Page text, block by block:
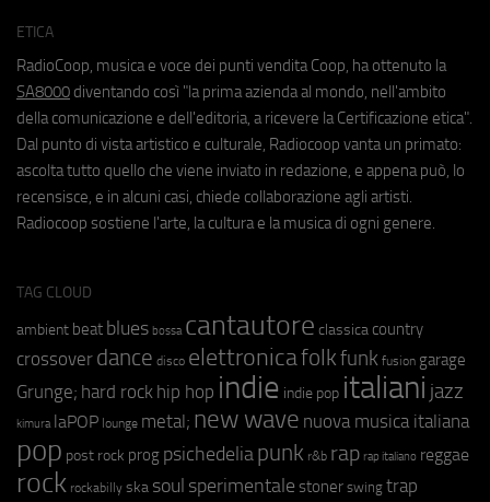
ETICA
RadioCoop, musica e voce dei punti vendita Coop, ha ottenuto la
SA8000 diventando così "la prima azienda al mondo, nell'ambito
della comunicazione e dell'editoria, a ricevere la Certificazione etica".
Dal punto di vista artistico e culturale, Radiocoop vanta un primato:
ascolta tutto quello che viene inviato in redazione, e appena può, lo
recensisce, e in alcuni casi, chiede collaborazione agli artisti.
Radiocoop sostiene l'arte, la cultura e la musica di ogni genere.
TAG CLOUD
ambient beat blues bossa cantautore classica country
crossover dance disco elettronicafolkfunk fusion garage
Grunge; hard rock hip hop indie indie pop italiani jazz
kimura laPOP lounge metal; new wave nuova musica italiana
pop post rock prog psichedeliapunk r&b rap rap italiano reggae
rock rockabilly ska soul sperimentale stoner swing trap